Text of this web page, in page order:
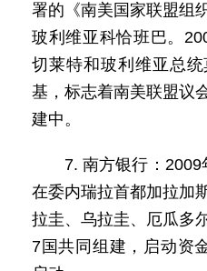
署的《南美国家联盟组
玻利维亚科恰班巴。
切莱特和玻利维亚总
基，标志着南美联盟议
建中。
7. 南方银行：
在委内瑞拉首都加拉加
拉圭、乌拉圭、厄瓜多
7国共同组建，启动资